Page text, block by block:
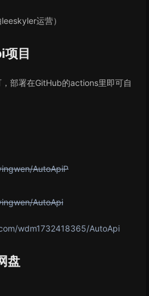
运营）
目
部署在GitHub的actions里即可自
AutoApiP
AutoApi
wdm1732418365/AutoApi
盘